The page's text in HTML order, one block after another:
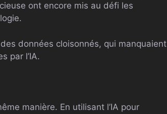
ont encore mis au défi les
données cloisonnés, qui manquaient
par l’IA.
manière. En utilisant l’IA pour